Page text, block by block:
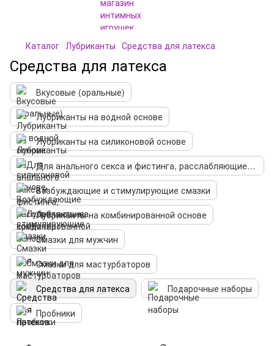
Каталог Лубриканты Средства для латекса
Средства для латекса
Вкусовые (оральные)
Лубриканты на водной основе
Лубриканты на силиконовой основе
Для анального секса и фистинга, расслабляющие средства
Возбуждающие и стимулирующие смазки
Лубриканты на комбинированной основе
Смазки для мужчин
Смазки для мастурбаторов
Средства для латекса
Подарочные наборы
Пробники